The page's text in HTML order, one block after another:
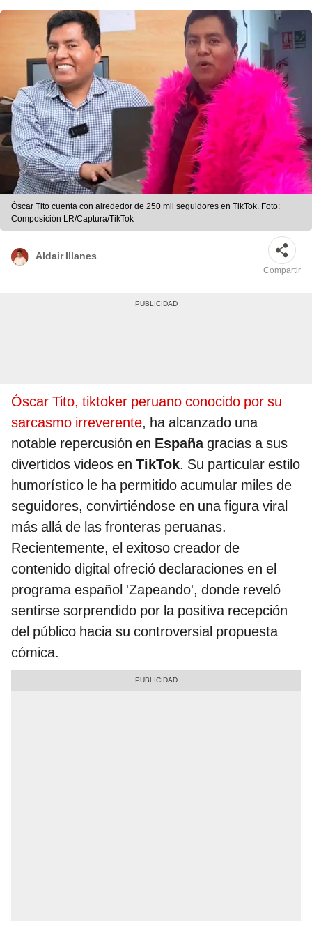
Óscar Tito cuenta con alrededor de 250 mil seguidores en TikTok. Foto:
Composición LR/Captura/TikTok
Aldair Illanes
Compartir
Óscar Tito, tiktoker peruano conocido por su
sarcasmo irreverente, ha alcanzado una
notable repercusión en Españagracias a sus
divertidos videos en TikTok. Su particular estilo
humorístico le ha permitido acumular miles de
seguidores, convirtiéndose en una figura viral
más allá de las fronteras peruanas.
Recientemente, el exitoso creador de
contenido digital ofreció declaraciones en el
programa español 'Zapeando', donde reveló
sentirse sorprendido por la positiva recepción
del público hacia su controversial propuesta
cómica.